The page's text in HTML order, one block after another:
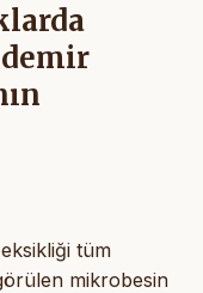
tüm
mikrobesin